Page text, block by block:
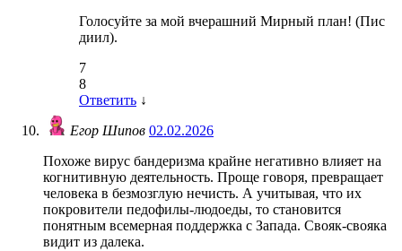
Голосуйте за мой вчерашний Мирный план! (Пис
диил).
7
8
Ответить ↓
Егор Шипов 02.02.2026
Похоже вирус бандеризма крайне негативно влияет на
когнитивную деятельность. Проще говоря, превращает
человека в безмозглую нечисть. А учитывая, что их
покровители педофилы-людоеды, то становится
понятным всемерная поддержка с Запада. Свояк-свояка
видит из далека.